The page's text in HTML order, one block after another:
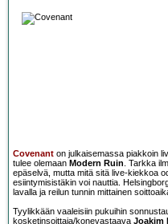
Covenant on julkaisemassa piakkoin
tulee olemaan Modern Ruin. Tarkka
epäselvä, mutta mitä sitä live-kiekkoa
esiintymisistäkin voi nauttia.
lavalla ja reilun tunnin mittainen
Tyylikkään vaaleisiin pukuihin
kosketinsoittaja/konevastaava Joakim